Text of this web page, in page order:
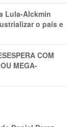
Lula-Alckmin
o país e
COM
MEGA-